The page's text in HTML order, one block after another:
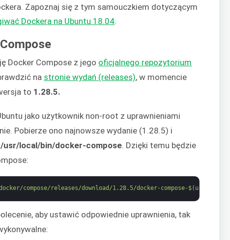
Zapoznaj się z tym samouczkiem dotyczącym
Dockera na Ubuntu 18.04.
Docker Compose z jego oficjalnego repozytorium
na stronie wydań (releases), w momencie
to 1.28.5.
jako użytkownik non-root z uprawnieniami
Pobierze ono najnowsze wydanie (1.28.5) i
/usr/local/bin/docker-compose . Dzięki temu będzie
compose/releases/download/1.28.5/docker-compose-$(uname -s)-
aby ustawić odpowiednie uprawnienia, tak